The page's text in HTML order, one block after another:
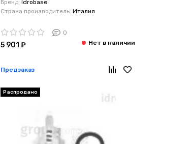
Бренд: Idrobase
Страна производитель: Италия
0
5 901 ₽
Предзаказ
Распродано